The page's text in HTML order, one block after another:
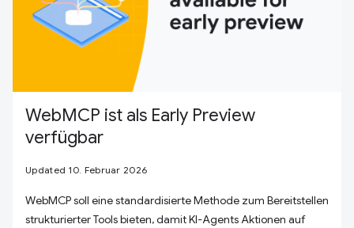
WebMCP ist als Early Preview
verfügbar
Updated 10. Februar 2026
WebMCP soll eine standardisierte Methode zum Bereitstellen
strukturierter Tools bieten, damit KI-Agents Aktionen auf